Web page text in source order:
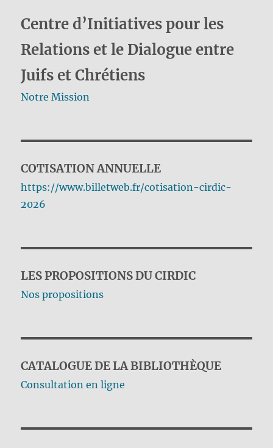
Centre d’Initiatives pour les
Relations et le Dialogue entre
Juifs et Chrétiens
Notre Mission
COTISATION ANNUELLE
https://www.billetweb.fr/cotisation-cirdic-
2026
LES PROPOSITIONS DU CIRDIC
Nos propositions
CATALOGUE DE LA BIBLIOTHÈQUE
Consultation en ligne